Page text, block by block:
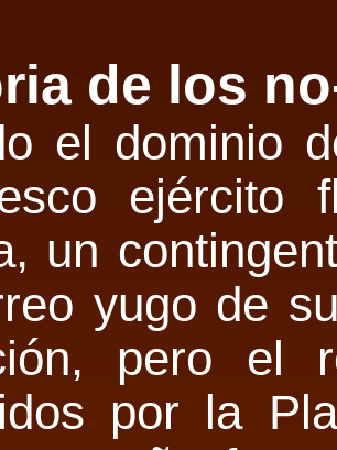
de los
el dominio
ejército
un
yugo de
pero el
por la